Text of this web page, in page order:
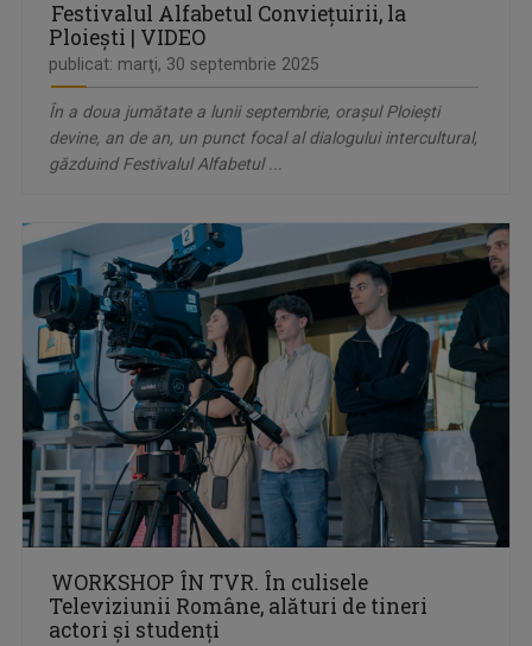
Festivalul Alfabetul Conviețuirii, la
Ploiești | VIDEO
publicat: marţi, 30 septembrie 2025
În a doua jumătate a lunii septembrie, orașul Ploiești
devine, an de an, un punct focal al dialogului intercultural,
găzduind Festivalul Alfabetul ...
WORKSHOP ÎN TVR. În culisele
Televiziunii Române, alături de tineri
actori și studenți